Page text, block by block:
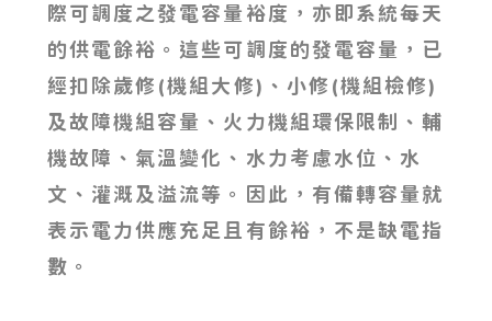
際可調度之發電容量裕度，亦即系統每天
的供電餘裕。這些可調度的發電容量，已
經扣除歲修(機組大修)、小修(機組檢修)
及故障機組容量、火力機組環保限制、輔
機故障、氣溫變化、水力考慮水位、水
文、灌溉及溢流等。因此，有備轉容量就
表示電力供應充足且有餘裕，不是缺電指
數。